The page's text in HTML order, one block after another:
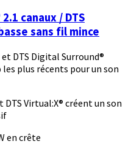
canaux / DTS
sans fil mince
DTS Digital Surround®
plus récents pour un son
Virtual:X® créent un son
en crête